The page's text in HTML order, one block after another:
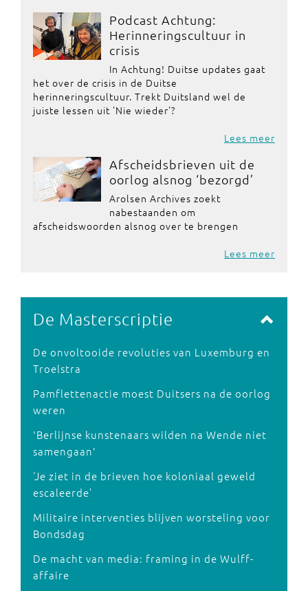
Podcast Achtung:
Herinneringscultuur in
crisis
In Achtung! Duitse updates gaat
het over de crisis in de Duitse
herinneringscultuur. Trekt Duitsland wel de
juiste lessen uit 'Nie wieder'?
Lees meer
Afscheidsbrieven uit de
oorlog alsnog ‘bezorgd’
Arolsen Archives zoekt
nabestaanden om
afscheidswoorden alsnog over te brengen
Lees meer
De Masterscriptie
De onvoltooide revoluties van Luxemburg en
Troelstra
Pamflettenactie moest Duitsers na de oorlog
weren
'Berlijnse kunstenaars wilden na Wende niet
samengaan'
‘Je ziet in de brieven hoe koloniaal geweld
escaleerde’
Militaire interventies blijven worsteling voor
Bondsdag
De macht van media: framing in de Wulff-
affaire